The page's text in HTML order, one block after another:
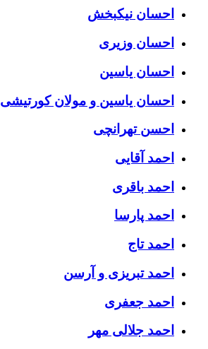
احسان نیکبخش
احسان وزیری
احسان یاسین
احسان یاسین و مولان کورتیشی
احسن تهرانچی
احمد آقایی
احمد باقری
احمد پارسا
احمد تاج
احمد تبریزی و آرسن
احمد جعفری
احمد جلالی مهر